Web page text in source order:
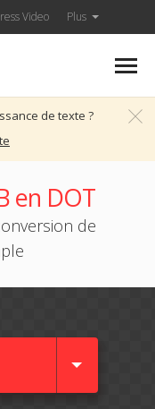
Video Plus
de texte ?
en DOT
de